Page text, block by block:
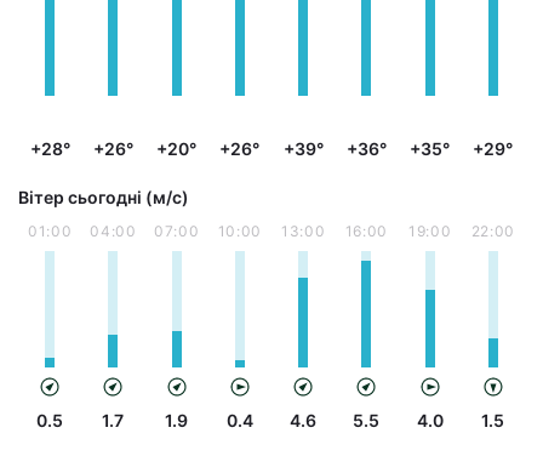
+28° +26° +20° +26° +39° +36° +35° +29°
Вітер сьогодні (м/с)
01:00
0.5
04:00
1.7
07:00
1.9
10:00
0.4
13:00
4.6
16:00
5.5
19:00
4.0
22:00
1.5